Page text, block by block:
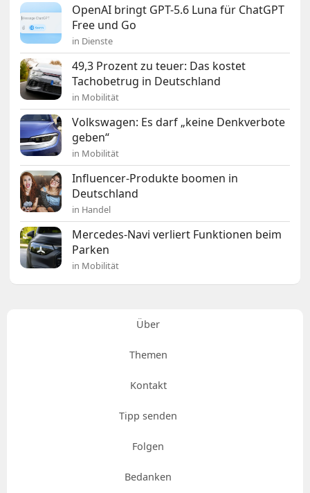
OpenAI bringt GPT-5.6 Luna für ChatGPT
Free und Go
in Dienste
49,3 Prozent zu teuer: Das kostet
Tachobetrug in Deutschland
in Mobilität
Volkswagen: Es darf „keine Denkverbote
geben“
in Mobilität
Influencer-Produkte boomen in
Deutschland
in Handel
Mercedes-Navi verliert Funktionen beim
Parken
in Mobilität
Über
Themen
Kontakt
Tipp senden
Folgen
Bedanken